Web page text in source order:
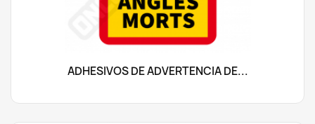
ADHESIVOS DE ADVERTENCIA DE...